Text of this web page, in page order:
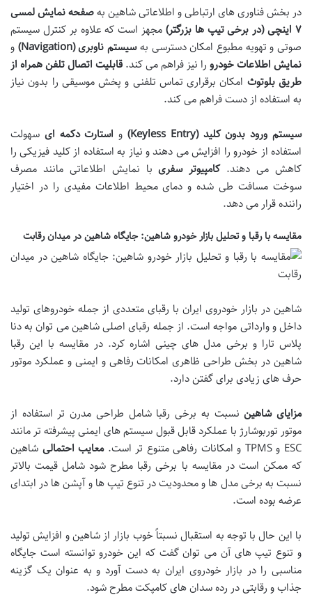
در بخش فناوری های ارتباطی و اطلاعاتی شاهین بهصفحه نمایش لمسی
۷اینچی (در برخی تیپ ها بزرگتر) مجهز است که علاوه بر کنترل سیستم
صوتی و تهویه مطبوع امکان دسترسی بهسیستم ناوبری(Navigation)
و
نمایش اطلاعات خودرو را نیز فراهم می کند. قابلیت اتصال تلفن همراه از
طریق بلوتوث امکان برقراری تماس تلفنی و پخش موسیقی را بدون نیاز
به استفاده از دست فراهم می کند.
سیستم ورود بدون کلید (Keyless Entry) و استارت دکمه ای سهولت
استفاده از خودرو را افزایش می دهند و نیاز به استفاده از کلید فیزیکی را
کاهش می دهند.کامپیوتر سفریبا نمایش اطلاعاتی مانند مصرف
سوخت مسافت طی شده و دمای محیط اطلاعات مفیدی را در اختیار
راننده قرار می دهد.
مقایسه با رقبا و تحلیل بازار خودرو شاهین: جایگاه شاهین در میدان رقابت
شاهین در بازار خودروی ایران با رقبای متعددی از جمله خودروهای تولید
داخل و وارداتی مواجه است. از جمله رقبای اصلی شاهین می توان به دنا
پلاس تارا و برخی مدل های چینی اشاره کرد. در مقایسه با این رقبا
شاهین در بخش طراحی ظاهری امکانات رفاهی و ایمنی و عملکرد موتور
حرف های زیادی برای گفتن دارد.
مزایای شاهیننسبت به برخی رقبا شامل طراحی مدرن تر استفاده از
موتور توربوشارژ با عملکرد قابل قبول سیستم های ایمنی پیشرفته تر مانند
ESC و TPMS و امکانات رفاهی متنوع تر است.
معایب احتمالی شاهین
که ممکن است در مقایسه با برخی رقبا مطرح شود شامل قیمت بالاتر
نسبت به برخی مدل ها و محدودیت در تنوع تیپ ها و آپشن ها در ابتدای
عرضه بوده است.
با این حال با توجه به استقبال نسبتاً خوب بازار از شاهین و افزایش تولید
و تنوع تیپ های آن می توان گفت که این خودرو توانسته است جایگاه
مناسبی را در بازار خودروی ایران به دست آورد و به عنوان یک گزینه
جذاب و رقابتی در رده سدان های کامپکت مطرح شود.